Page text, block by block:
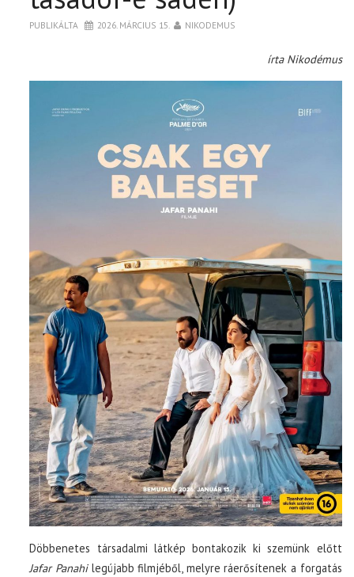
PUBLIKÁLTA 2026. MÁRCIUS 15. NIKODEMUS
írta Nikodémus
Döbbenetes társadalmi látkép bontakozik ki szemünk előtt
Jafar Panahilegújabb filmjéből, melyre ráerősítenek a forgatás